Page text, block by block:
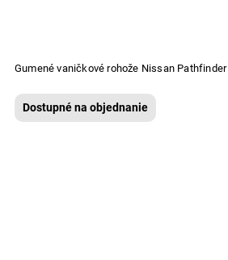
Gumené vaničkové rohože Nissan Pathfinder
Dostupné na objednanie